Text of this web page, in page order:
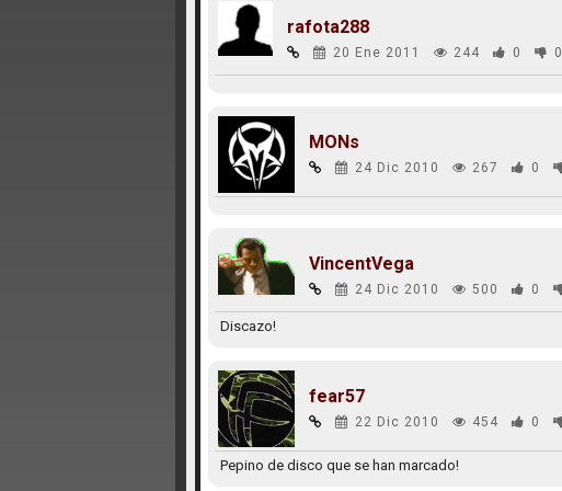
rafota288
20 Ene 2011 244 0 0
MONs
24 Dic 2010 267 0
VincentVega
24 Dic 2010 500 0
Discazo!
fear57
22 Dic 2010 454 0
Pepino de disco que se han marcado!